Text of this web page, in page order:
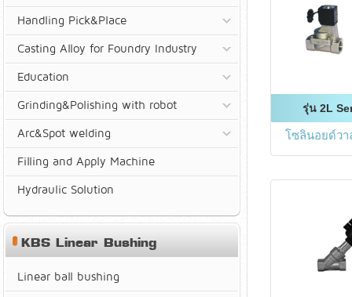
รุ่น 2L
โซลินอยด์วา
Handling Pick&Place
Casting Alloy for Foundry Industry
Education
Grinding&Polishing with robot
Arc&Spot welding
Filling and Apply Machine
Hydraulic Solution
KBS Linear Bushing
Linear ball bushing